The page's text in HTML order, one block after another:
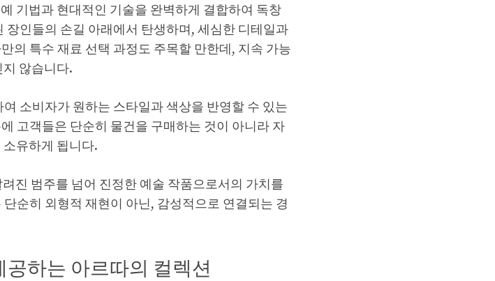
기법과 현대적인 기술을 완벽하게 결합하여 독창
인들의 손길 아래에서 탄생하며, 세심한 디테일과
의 특수 재료 선택 과정도 주목할 만한데, 지속 가능
않습니다.
소비자가 원하는 스타일과 색상을 반영할 수 있는
고객들은 단순히 물건을 구매하는 것이 아니라 자
유하게 됩니다.
진 범주를 넘어 진정한 예술 작품으로서의 가치를
순히 외형적 재현이 아닌, 감성적으로 연결되는 경
하는 아르따의 컬렉션